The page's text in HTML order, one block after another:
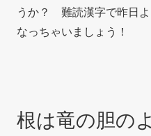
うか？ 難読漢字で昨日
なっちゃいましょう！
根は竜の胆の